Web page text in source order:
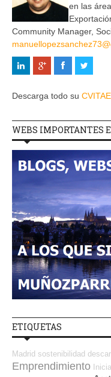
en las
Community Manager,
Descarga todo su
WEBS IMPORTANTES
ETIQUETAS
Madrid sostenibilidad
Emprendimiento